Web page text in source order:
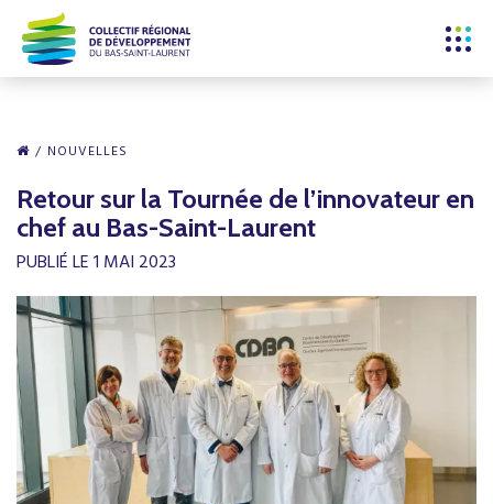
NOUVELLES
Retour sur la Tournée de l’innovateur en
chef au Bas-Saint-Laurent
PUBLIÉ LE 1 MAI 2023